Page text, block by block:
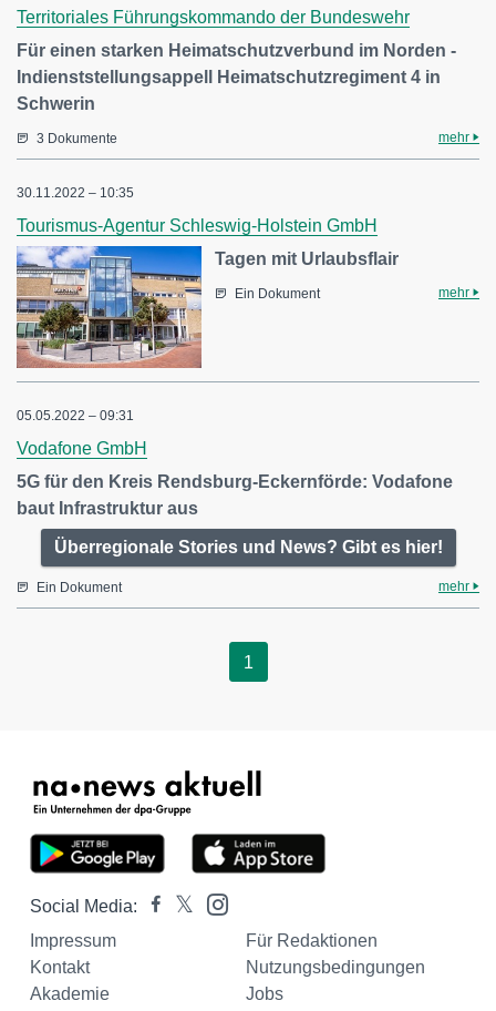
Territoriales Führungskommando der Bundeswehr
Für einen starken Heimatschutzverbund im Norden -
Indienststellungsappell Heimatschutzregiment 4 in
Schwerin
3 Dokumente mehr
30.11.2022 – 10:35
Tourismus-Agentur Schleswig-Holstein GmbH
Tagen mit Urlaubsflair
Ein Dokument mehr
05.05.2022 – 09:31
Vodafone GmbH
5G für den Kreis Rendsburg-Eckernförde: Vodafone
baut Infrastruktur aus
Überregionale Stories und News? Gibt es hier!
Ein Dokument mehr
1
Social Media:
Impressum
Für Redaktionen
Kontakt
Nutzungsbedingungen
Akademie
Jobs